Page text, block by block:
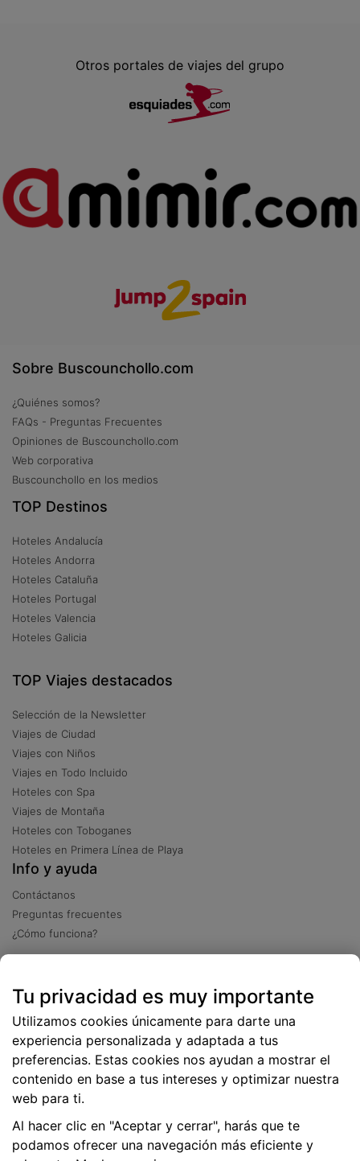
Otros portales de viajes del grupo
Sobre Buscounchollo.com
¿Quiénes somos?
FAQs - Preguntas Frecuentes
Opiniones de Buscounchollo.com
Web corporativa
Buscounchollo en los medios
TOP Destinos
Hoteles Andalucía
Hoteles Andorra
Hoteles Cataluña
Hoteles Portugal
Hoteles Valencia
Hoteles Galicia
TOP Viajes destacados
Selección de la Newsletter
Viajes de Ciudad
Viajes con Niños
Viajes en Todo Incluido
Hoteles con Spa
Viajes de Montaña
Hoteles con Toboganes
Hoteles en Primera Línea de Playa
Info y ayuda
Contáctanos
Preguntas frecuentes
¿Cómo funciona?
Más de 2 millones de descargas
Tu privacidad es muy importante
Utilizamos cookies únicamente para darte una
experiencia personalizada y adaptada a tus
preferencias. Estas cookies nos ayudan a mostrar el
contenido en base a tus intereses y optimizar nuestra
web para ti.
Al hacer clic en "Aceptar y cerrar", harás que te
podamos ofrecer una navegación más eficiente y